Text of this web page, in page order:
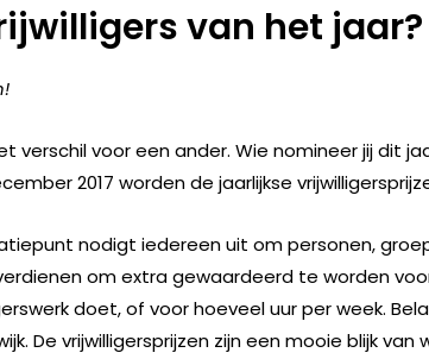
van het jaar?
verschil voor een ander. Wie nomineer jij dit
2017 worden de jaarlijkse
nodigt iedereen uit om personen,
om extra gewaardeerd te worden
doet, of voor hoeveel uur per week.
De vrijwilligersprijzen zijn een mooie blijk